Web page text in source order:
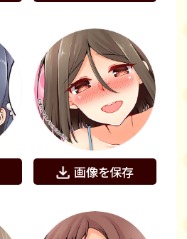
画像を保存